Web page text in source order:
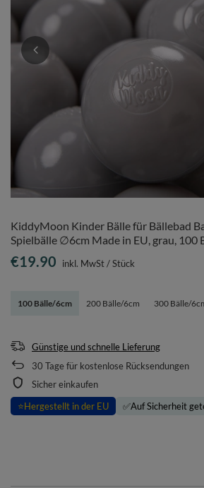
KiddyMoon Kinder Bälle für Bällebad
Spielbälle ∅6cm Made in EU, grau, 100
100 Bälle/6cm 200 Bälle/6cm 300 Bälle/
€19.90 inkl. MwSt/Stück
Günstige und schnelle Lieferung
30 Tage für kostenlose Rücksendungen
Sicher einkaufen
⭐Hergestellt in der EU ✅Auf Sicherheit